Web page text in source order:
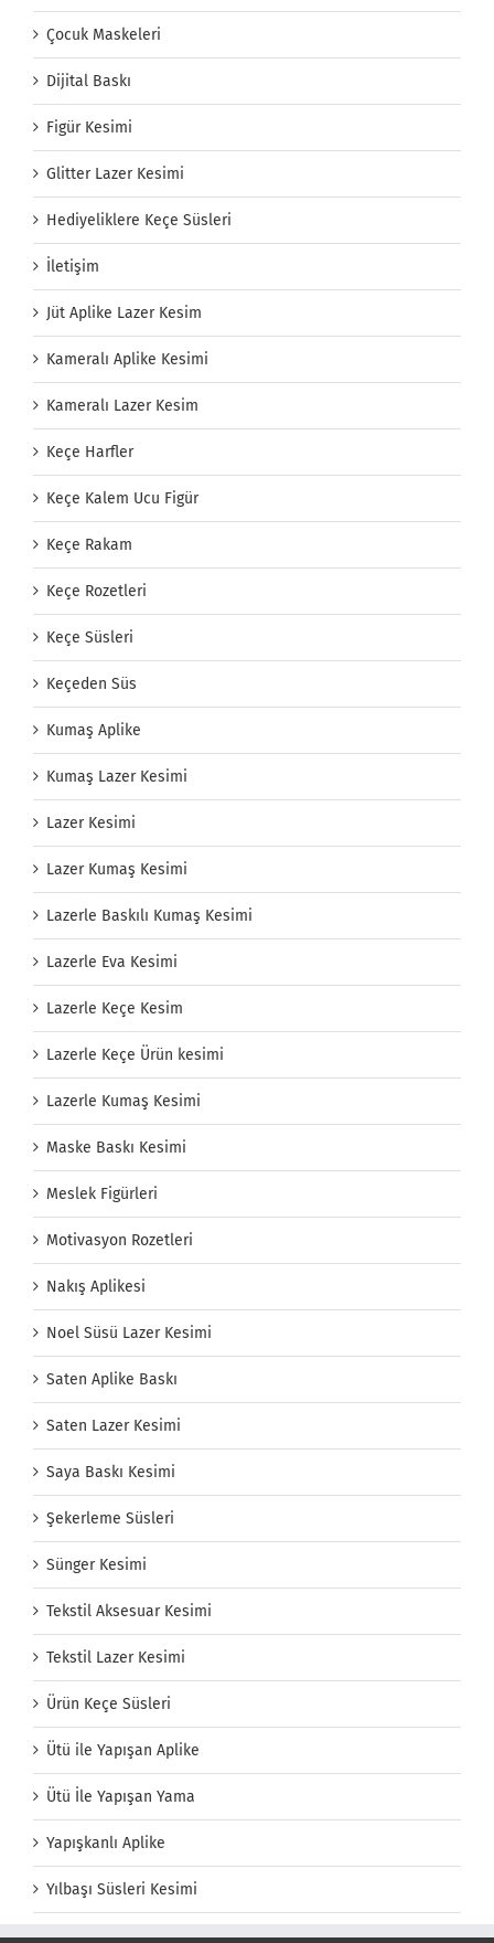
Çocuk Maskeleri
Dijital Baskı
Figür Kesimi
Glitter Lazer Kesimi
Hediyeliklere Keçe Süsleri
İletişim
Jüt Aplike Lazer Kesim
Kameralı Aplike Kesimi
Kameralı Lazer Kesim
Keçe Harfler
Keçe Kalem Ucu Figür
Keçe Rakam
Keçe Rozetleri
Keçe Süsleri
Keçeden Süs
Kumaş Aplike
Kumaş Lazer Kesimi
Lazer Kesimi
Lazer Kumaş Kesimi
Lazerle Baskılı Kumaş Kesimi
Lazerle Eva Kesimi
Lazerle Keçe Kesim
Lazerle Keçe Ürün kesimi
Lazerle Kumaş Kesimi
Maske Baskı Kesimi
Meslek Figürleri
Motivasyon Rozetleri
Nakış Aplikesi
Noel Süsü Lazer Kesimi
Saten Aplike Baskı
Saten Lazer Kesimi
Saya Baskı Kesimi
Şekerleme Süsleri
Sünger Kesimi
Tekstil Aksesuar Kesimi
Tekstil Lazer Kesimi
Ürün Keçe Süsleri
Ütü ile Yapışan Aplike
Ütü İle Yapışan Yama
Yapışkanlı Aplike
Yılbaşı Süsleri Kesimi